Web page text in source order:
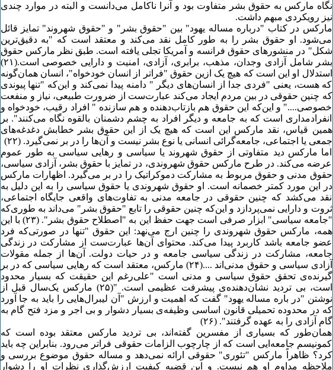
نگاه مارکس به حقوق بشر متفاوت بود و آنرا ناکامل می‌دانست و البته در موارد چندی
نیز رویکردی مبهم داشت.
مارکس در کتاب "درباره مساله یهود" بین "حقوق بشر" و "حقوق شهروند" تمایز قائل
می‌شود. او حقوق بشر را به طور کامل نقد می‌کند و معتقد است که "به دقیق‌ترین
شکل" در منشورهای حقوق فرانسه و آمریکا تجلی یافته است. طبق نظر مارکس حقوق
بشر شامل آزادی وجدان، مذهب، برابری، آزادی، امنیت و دارایی خصوصی است.(۲۱)
استدلال او این است که هیچ یک ازین حقوق "فراتر از انسان خودخواه"، انسان همان‌گونه
که هست، یعنی "فردی جدا از انسان‌های دیگر " دامنه پیدا نمی‌کند و این‌که "تنها پیوندی
که چنین حقوقی در بین مردم ایجاد می‌کند عبارت‌ست از ضرورت طبیعی، نیاز و منفعت
خصوصی...." و این‌که این حقوق هم بازتاب‌دهنده و هم سازنده " افراد رقیب، خودخواه و
انفرادمداری است که به جامعه و دیگر افراد به چشم دشمنان بالقوه نگاه می‌کنند". بر
همین قیاس، نقد مارکس این است که هیچ یک از این حقوق بشر خطابش دغدغه‌های
جمعی یا اجتماعی، جامعه‌گرائی انسانی یا نوع بشر نیست و آن‌ها را در بر نمی‌گیرد. (۲۲)
اما مارکس دید متفاوتی از حقوق شهروند یا سیاسی و رهایی سیاسی به طور عموم
عرضه می‌کند. در طرح مارکس حقوق شهروندی، در تمایز با حقوق بشر، آزادی سیاسی،
حقوق مدنی و حقوق مربوط به مشارکت دموکراتیک را در بر می‌گیرد. اظهارات مارکس
در این مورد کمتر خصمانه است. او حقوق شهروندی یا حقوق سیاسی را به این دلیل به
نقد می‌کشد که چنین حقوقی در جامعه مدنی به تفاوت‌های واقعی جایگاه اجتماعی،
ثروت و دارایی نمی‌پردازد و این‌که چنین حقوقی را تابع "حقوق بشر" می‌داند به طوری‌که
"جامعه سیاسی" ابزار صرفی است جهت حفظ این به "اصطلاح حقوق بشر". (۲٣) با این
همه، مارکس حقوق شهروندی را چنین‌ ارج می‌نهد: این حقوق "تنها در صورتی‌که فرد
عضو جامعه باشد کاربرد پیدا می‌کند. محتوای آن‌ها عبارت‌ست از مشارکت در زندگی
جامعه، مشارکت در زندگی سیاسی جامعه و در حیات دولت. آن‌ها از جمله مقولات
آزادی سیاسی و حقوق مدنی‌اند ....(۲۴) مارکس، معتقد است که رهایی سیاسی که در بر
گیرنده‌ی تحقق حقوق سیاسی و مدنی است "علی‌رغم این حقیقت که بسیار محدود
است، بی تردید نشان‌دهنده‌ی پیشرفت عظیمی است. "(۲۵) مارکس یک‌سال قبل از
نوشتن "در باره مساله یهود" گفت که اهمیت و ارزش "آن لیبرال‌هایی را باید به جا آورد
که در محدوده تحمیلی قانون اساسی وظیفه‌ی بسیار دشوار و بی اجر و مزد فتح گام به
گام آزادی را به عهده گرفتند". (۲۶)
همان‌طور که بسیاری از مفسرین گفته‌اند، بی تردید مارکس معتقد بوده است که
کمونیسم جامعه‌ایی است که از چارچوب الزامات حقوقی فراتر می‌رود. بنابراین چه باید
کرد؟ ظاهراً مارکس "تئوری" حقوقی ارائه نمی‌دهد و مساله حقوق موضوع بررسی و
ملاحظه مداوم او هم نیست. و این قضیه کیفیت ارزش‌گذاری نظرات او را دشوار